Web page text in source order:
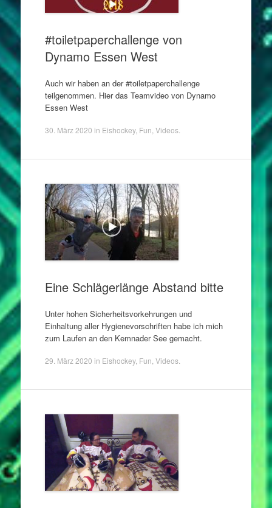
#toiletpaperchallenge von
Dynamo Essen West
Auch wir haben an der #toiletpaperchallenge
teilgenommen. Hier das Teamvideo von Dynamo
Essen West
30. März 2020 in Eishockey, Fun Videos.
Eine Schlägerlänge Abstand bitte
Unter hohen Sicherheitsvorkehrungen und
Einhaltung aller Hygienevorschriften habe ich mich
zum Laufen an den Kemnader See gemacht.
29. März 2020 in Eishockey, Fun Videos.